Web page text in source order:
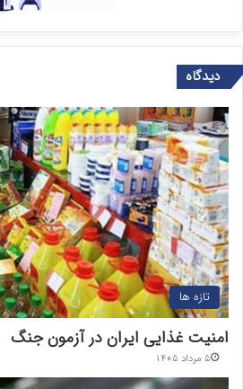
دیدگاه
تازه ها
امنیت غذایی ایران در آزمون جنگ
۵ مرداد ۱۴۰۵